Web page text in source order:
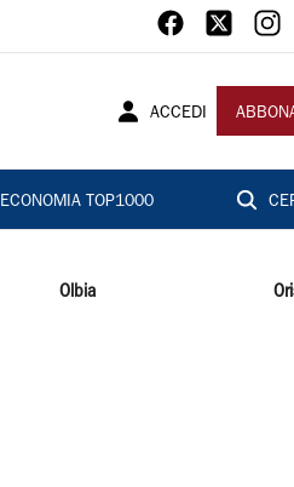
ACCEDI
ECONOMIA TOP1000
Olbia